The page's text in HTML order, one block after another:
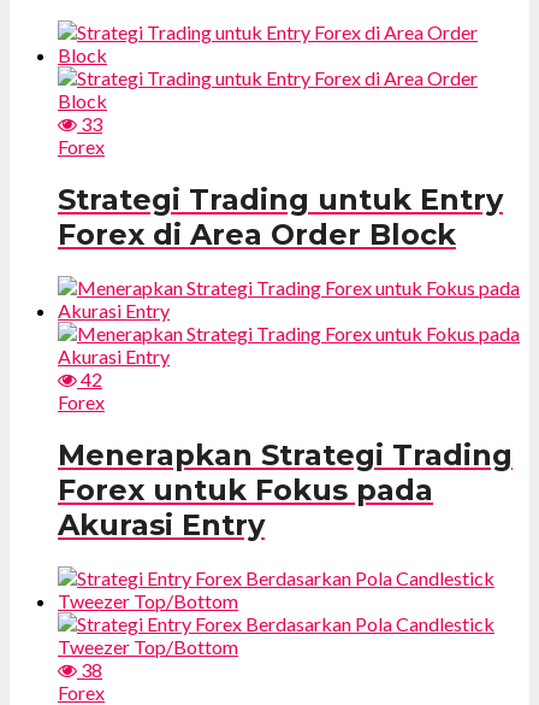
33
Forex
Strategi Trading untuk Entry
Forex di Area Order Block
42
Forex
Menerapkan Strategi Trading
Forex untuk Fokus pada
Akurasi Entry
38
Forex